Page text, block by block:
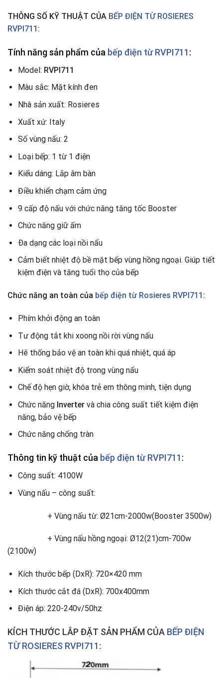
THÔNG SỐ KỸ THUẬT CỦA BẾP ĐIỆN TỪ ROSIERES
RVPI711 :
Tính năng sản phẩm của bếp điện từ RVPI711:
Model: RVPI711
Màu sắc: Mặt kính đen
Nhà sản xuất: Rosieres
Xuất xứ: Italy
Số vùng nấu: 2
Loại bếp: 1 từ 1 điện
Kiểu dáng: Lắp âm bàn
Điều khiển chạm cảm ứng
9 cấp độ nấu với chức năng tăng tốc Booster
Chức năng giữ ấm
Ða dạng các loại nồi nấu
Cảm biết nhiệt độ bề mặt bếp vùng hồng ngoại. Giúp tiết
kiệm điện và tăng tuổi thọ của bếp
Chức năng an toàn của bếp điện từ Rosieres RVPI711 :
Phím khởi động an toàn
Tư động tắt khi xoong nồi rời vùng nấu
Hê thống bảo vệ an toàn khi quá nhiệt, quá áp
Kiểm soát nhiệt độ trong vùng nấu
Chế độ hẹn giờ, khóa trẻ em thông minh, tiện dụng
Chức năng Invertervà chia công suất tiết kiệm điện
năng, bảo vệ bếp
Chức năng chống tràn
Thông tin kỹ thuật của bếp điện từ RVPI711:
Công suất: 4100W
Vùng nấu – công suất:
+ Vùng nấu từ: Ø21cm-2000w(Booster 3500w)
+ Vùng nấu hồng ngoại: Ø12(21)cm-700w
(2100w)
Kích thước bếp (DxR): 720×420 mm
Kích thước cắt đá (DxR): 700x400mm
Điện áp: 220-240v/50hz
KÍCH THƯỚC LẮP ĐẶT SẢN PHẨM CỦA BẾP ĐIỆN
TỪ ROSIERES RVPI711: